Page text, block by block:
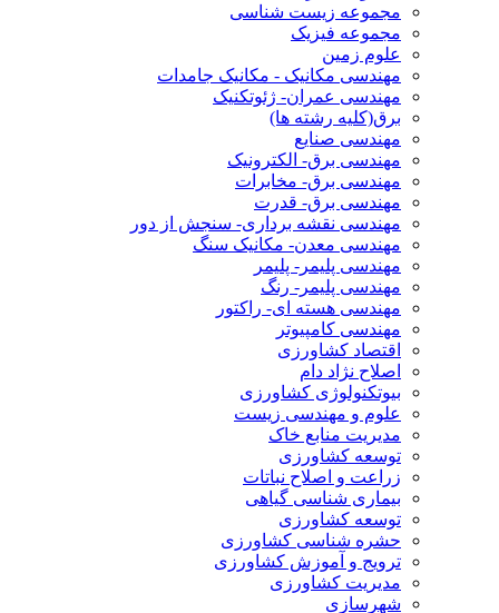
مجموعه زیست شناسی
مجموعه فیزیک
علوم زمین
مهندسی مکانیک - مکانیک جامدات
مهندسی عمران- ژئوتکنیک
برق(کلیه رشته ها)
مهندسی صنایع
مهندسی برق- الکترونیک
مهندسی برق- مخابرات
مهندسی برق- قدرت
مهندسی نقشه برداری- سنجش از دور
مهندسی معدن- مکانیک سنگ
مهندسی پلیمر- پلیمر
مهندسی پلیمر- رنگ
مهندسی هسته ای- راکتور
مهندسی کامپیوتر
اقتصاد کشاورزی
اصلاح نژاد دام
بیوتکنولوژی کشاورزی
علوم و مهندسی زیست
مدیریت منابع خاک
توسعه کشاورزی
زراعت و اصلاح نباتات
بیماری شناسی گیاهی
توسعه کشاورزی
حشره شناسی کشاورزی
ترویج و آموزش کشاورزی
مدیریت کشاورزی
شهرسازی